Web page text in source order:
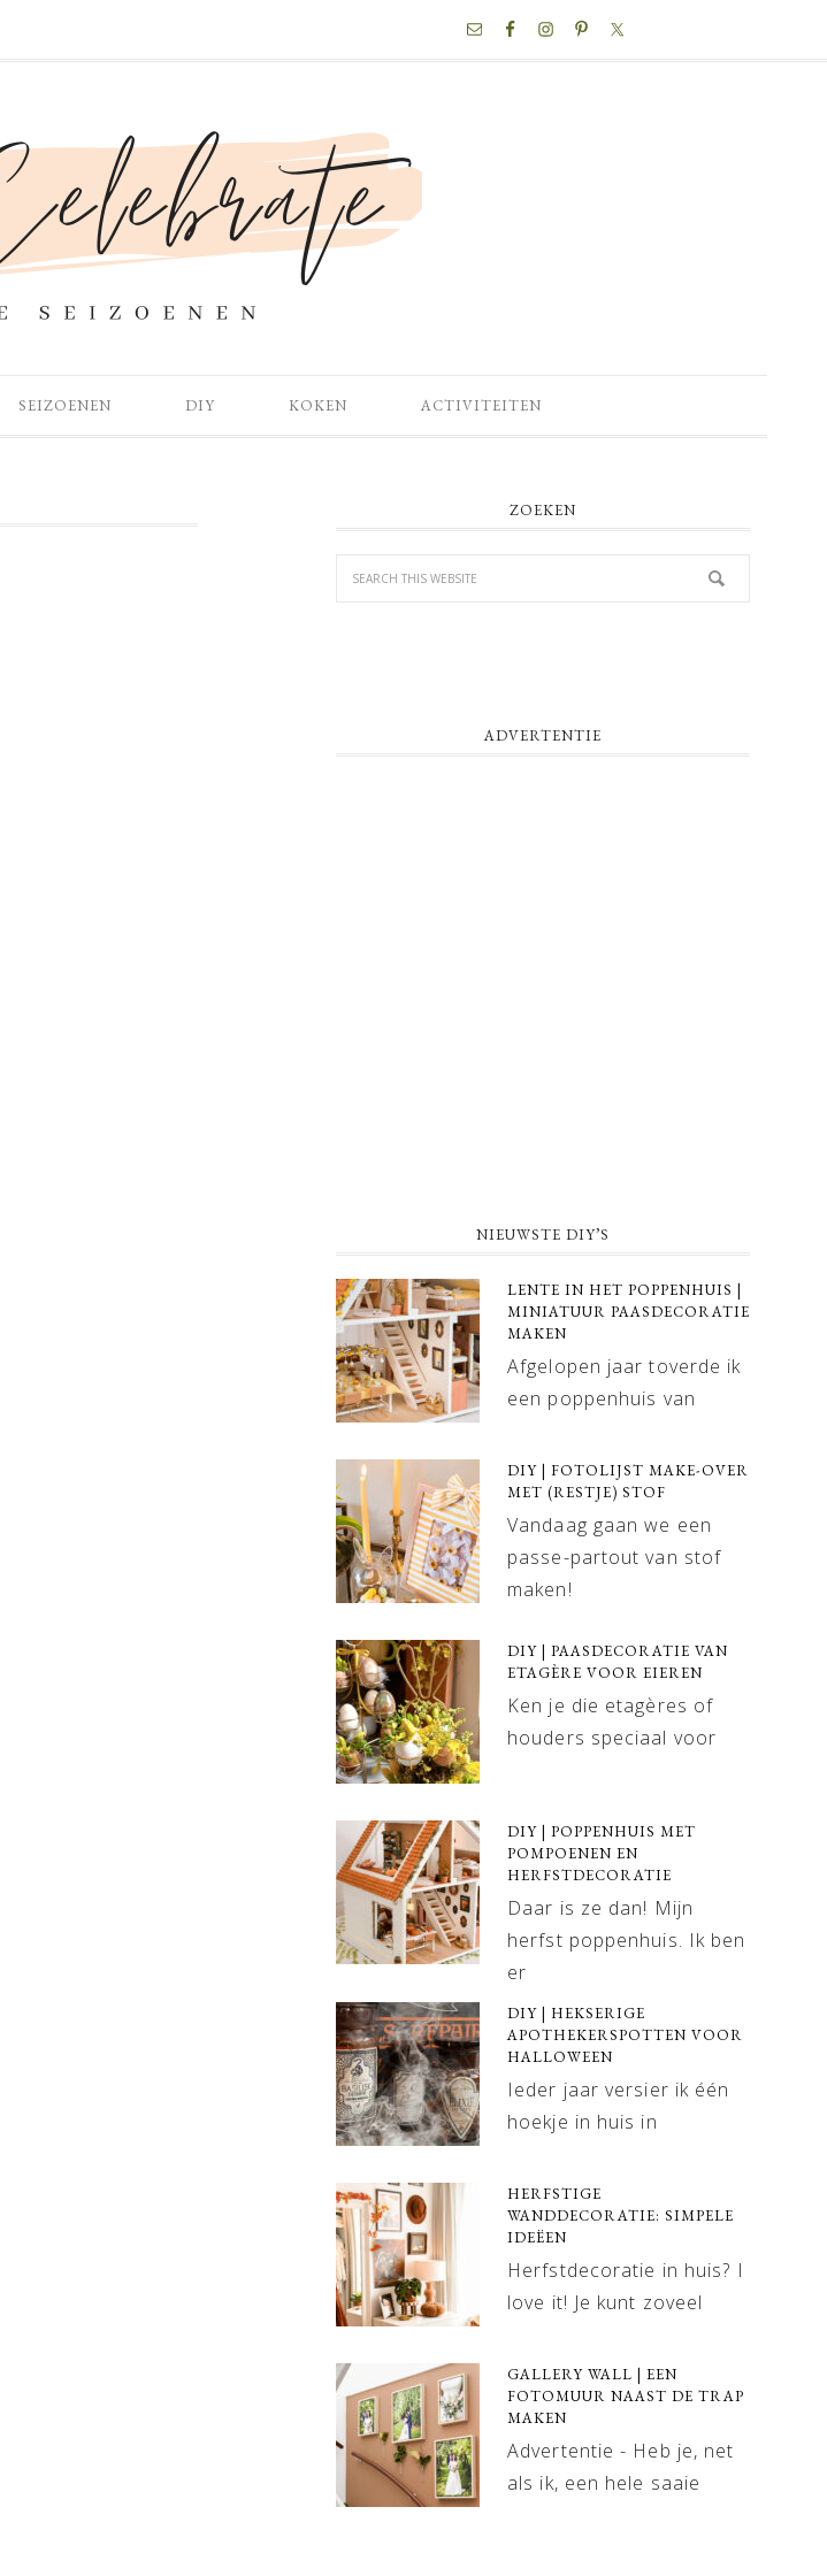
SEIZOENEN DIY KOKEN ACTIVITEITEN
ZOEKEN
ADVERTENTIE
NIEUWSTE DIY’S
LENTE IN HET POPPENHUIS |
MINIATUUR PAASDECORATIE
MAKEN
Afgelopen jaar toverde ik
een poppenhuis van
DIY | FOTOLIJST MAKE-OVER
MET (RESTJE) STOF
Vandaag gaan we een
passe-partout van stof
maken!
DIY | PAASDECORATIE VAN
ETAGÈRE VOOR EIEREN
Ken je die etagères of
houders speciaal voor
DIY | POPPENHUIS MET
POMPOENEN EN
HERFSTDECORATIE
Daar is ze dan! Mijn
herfst poppenhuis. Ik ben
er
DIY | HEKSERIGE
APOTHEKERSPOTTEN VOOR
HALLOWEEN
Ieder jaar versier ik één
hoekje in huis in
HERFSTIGE
WANDDECORATIE: SIMPELE
IDEËEN
Herfstdecoratie in huis? I
love it! Je kunt zoveel
GALLERY WALL | EEN
FOTOMUUR NAAST DE TRAP
MAKEN
Advertentie - Heb je, net
als ik, een hele saaie